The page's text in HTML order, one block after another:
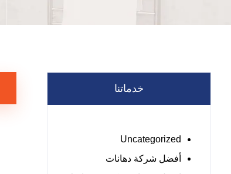
خدماتنا
Uncategorized
أفضل شركة دهانات